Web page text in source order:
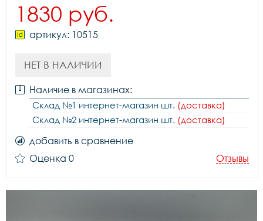
1830 руб.
артикул: 10515
НЕТ В НАЛИЧИИ
Наличие в магазинах:
Склад №1 интернет-магазин шт. (доставка)
Склад №2 интернет-магазин шт. (доставка)
добавить в сравнение
Оценка 0
Отзывы